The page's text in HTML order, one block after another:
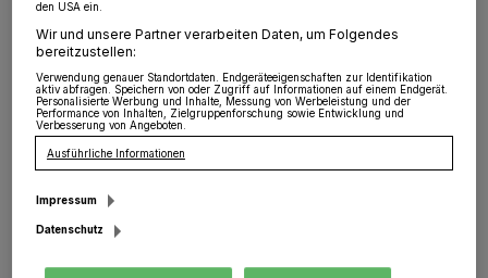
Bambini WM
Grevenbroich ·Ausgelassene Stimmung herrschte am
Sonntag bei der "Plus-X-Award"-Bambini WM auf
dem Neuenhausener Sportplatz. 32 Mannschaften
traten gegeneinander an, um Bambini-Weltmeister zu
werden. Beim Turnier stand vor allem eins im
den USA ein.
Wir und unsere Partner verarbeiten Daten, um Folgendes
bereitzustellen:
Verwendung genauer Standortdaten. Endgeräteeigenschaften zur Identifikation
aktiv abfragen. Speichern von oder Zugriff auf Informationen auf einem Endgerät.
Personalisierte Werbung und Inhalte, Messung von Werbeleistung und der
Performance von Inhalten, Zielgruppenforschung sowie Entwicklung und
Verbesserung von Angeboten.
Ausführliche Informationen
Impressum
Datenschutz